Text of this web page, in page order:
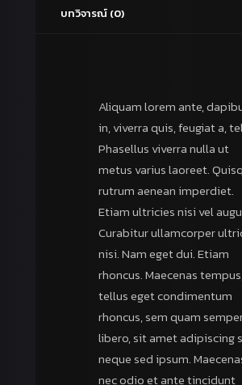
บทวิจารณ์ (0)
Aliquam lorem ante,
in, viverra quis, feugiat a,
Phasellus viverra nulla ut
metus varius laoreet.
rutrum aenean imperdiet.
Etiam ultricies nisi vel
Curabitur ullamcorper
nisi. Nam eget dui. Etiam
rhoncus. Maecenas
tellus eget condimentum
rhoncus, sem quam
libero, sit amet adipiscing
neque sed ipsum.
nec odio et ante tincidunt